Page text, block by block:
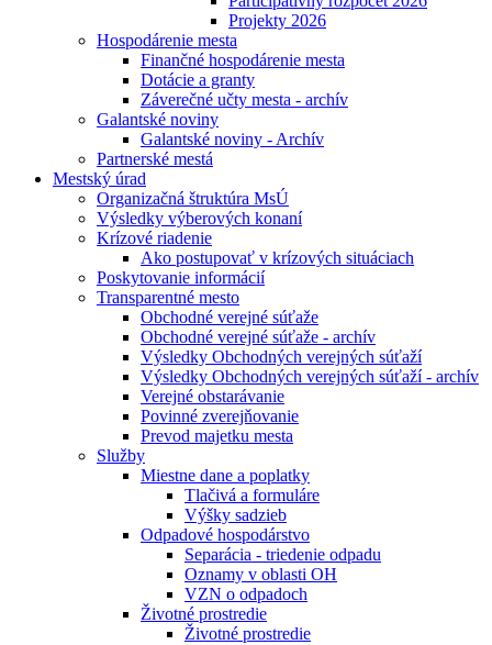
Projekty 2026
Hospodárenie mesta
Finančné hospodárenie mesta
Dotácie a granty
Záverečné učty mesta - archív
Galantské noviny
Galantské noviny - Archív
Partnerské mestá
Mestský úrad
Organizačná štruktúra MsÚ
Výsledky výberových konaní
Krízové riadenie
Ako postupovať v krízových situáciach
Poskytovanie informácií
Transparentné mesto
Obchodné verejné súťaže
Obchodné verejné súťaže - archív
Výsledky Obchodných verejných súťaží
Výsledky Obchodných verejných súťaží - archív
Verejné obstarávanie
Povinné zverejňovanie
Prevod majetku mesta
Služby
Miestne dane a poplatky
Tlačivá a formuláre
Výšky sadzieb
Odpadové hospodárstvo
Separácia - triedenie odpadu
Oznamy v oblasti OH
VZN o odpadoch
Životné prostredie
Životné prostredie